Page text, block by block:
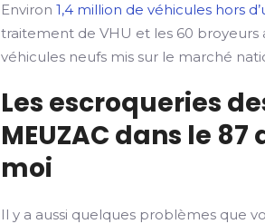
Environ1,4 million de véhicules hors
traitement de VHU et les 60 broyeurs
véhicules neufs mis sur le marché
Les escroqueries
MEUZAC dans le
moi
Il y a aussi quelques problèmes que